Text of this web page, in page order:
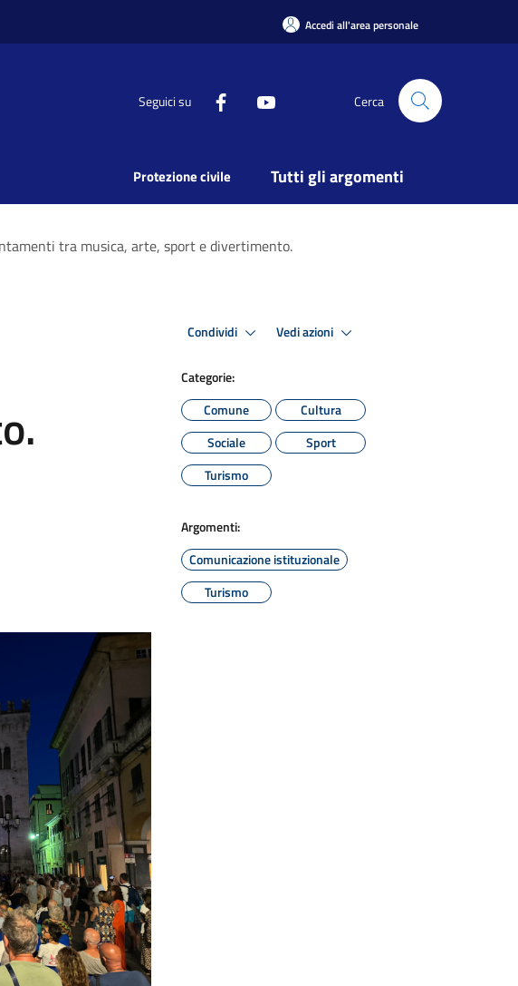
Accedi all'area personale
Seguici su Cerca
Protezione civile Tutti gli argomenti
tra musica, arte, sport e divertimento.
Condividi Vedi azioni
Categorie:
Comune
Cultura
Sociale
Sport
Turismo
Argomenti:
Comunicazione istituzionale
Turismo